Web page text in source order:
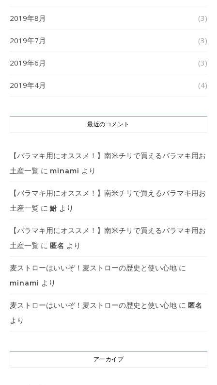
2019年8月 (3)
2019年7月 (3)
2019年6月 (3)
2019年4月 (4)
最近のコメント
【バラマキ用にオススメ！】南米チリで買えるバラマキ用お
土産一覧 に minami より
【バラマキ用にオススメ！】南米チリで買えるバラマキ用お
土産一覧 に 鮒 より
【バラマキ用にオススメ！】南米チリで買えるバラマキ用お
土産一覧 に 匿名 より
麦ストローはいいぞ！麦ストローの歴史と使い心地 に
minami より
麦ストローはいいぞ！麦ストローの歴史と使い心地 に 匿名
より
アーカイブ